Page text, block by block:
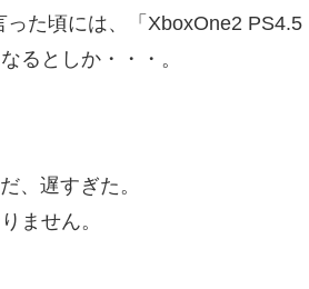
た頃には、「XboxOne2 PS4.5
るとしか・・・。
、遅すぎた。
ません。